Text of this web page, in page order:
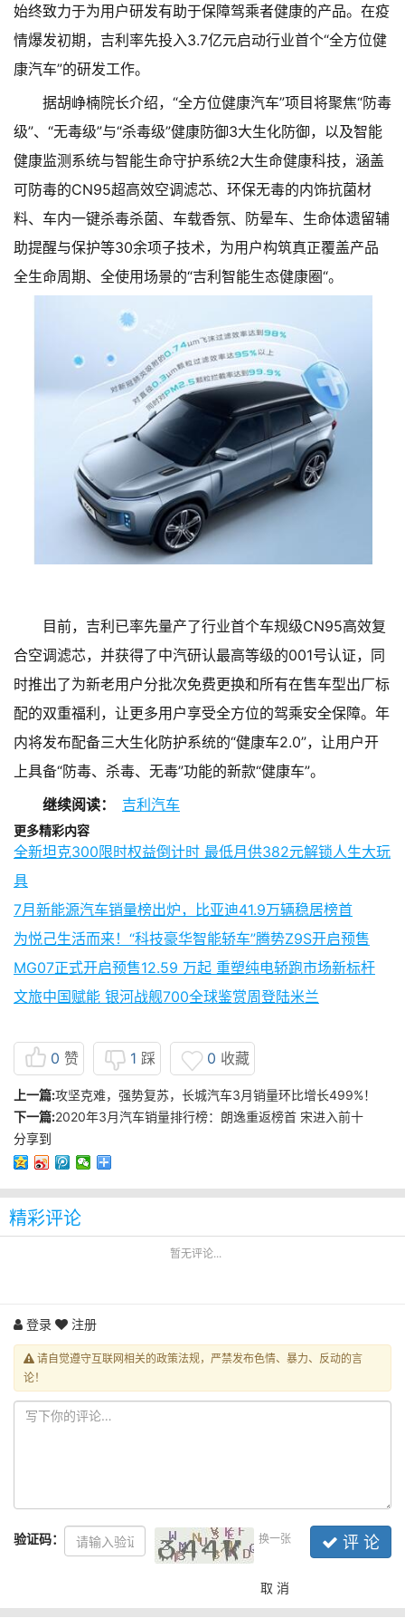
始终致力于为用户研发有助于保障驾乘者健康的产品。在疫
情爆发初期，吉利率先投入3.7亿元启动行业首个“全方位健
康汽车”的研发工作。
据胡峥楠院长介绍，“全方位健康汽车”项目将聚焦“防毒
级”、“无毒级”与“杀毒级”健康防御3大生化防御，以及智能
健康监测系统与智能生命守护系统2大生命健康科技，涵盖
可防毒的CN95超高效空调滤芯、环保无毒的内饰抗菌材
料、车内一键杀毒杀菌、车载香氛、防晕车、生命体遗留辅
助提醒与保护等30余项子技术，为用户构筑真正覆盖产品
全生命周期、全使用场景的“吉利智能生态健康圈“。
目前，吉利已率先量产了行业首个车规级CN95高效复
合空调滤芯，并获得了中汽研认最高等级的001号认证，同
时推出了为新老用户分批次免费更换和所有在售车型出厂标
配的双重福利，让更多用户享受全方位的驾乘安全保障。年
内将发布配备三大生化防护系统的“健康车2.0”，让用户开
上具备“防毒、杀毒、无毒”功能的新款“健康车”。
继续阅读：
吉利汽车
更多精彩内容
全新坦克300限时权益倒计时 最低月供382元解锁人生大玩
具
7月新能源汽车销量榜出炉，比亚迪41.9万辆稳居榜首
为悦己生活而来！“科技豪华智能轿车”腾势Z9S开启预售
MG07正式开启预售12.59 万起 重塑纯电轿跑市场新标杆
文旅中国赋能 银河战舰700全球鉴赏周登陆米兰
0 赞 1 踩 0 收藏
上一篇:攻坚克难，强势复苏，长城汽车3月销量环比增长499%！
下一篇:2020年3月汽车销量排行榜：朗逸重返榜首 宋进入前十
分享到
精彩评论
暂无评论...
登录 注册
请自觉遵守互联网相关的政策法规，严禁发布色情、暴力、反动的言
论！
验证码： 换一张 评 论
取 消